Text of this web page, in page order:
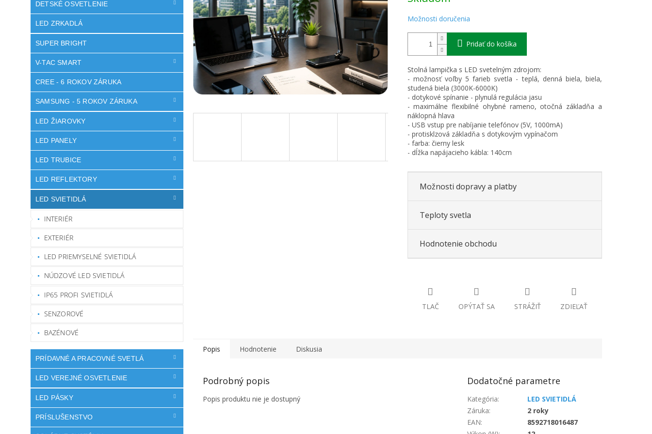
DETSKÉ OSVETLENIE
LED ZRKADLÁ
SUPER BRIGHT
V-TAC SMART
CREE - 6 ROKOV ZÁRUKA
SAMSUNG - 5 ROKOV ZÁRUKA
LED ŽIAROVKY
LED PANELY
LED TRUBICE
LED REFLEKTORY
LED SVIETIDLÁ
INTERIÉR
EXTERIÉR
LED PRIEMYSELNÉ SVIETIDLÁ
NÚDZOVÉ LED SVIETIDLÁ
IP65 PROFI SVIETIDLÁ
SENZOROVÉ
BAZÉNOVÉ
PRÍDAVNÉ A PRACOVNÉ SVETLÁ
LED VEREJNÉ OSVETLENIE
LED PÁSKY
PRÍSLUŠENSTVO
Možnosti doručenia
Pridať do košíka
Stolná lampička s LED svetelným zdrojom:
- možnosť voľby 5 farieb svetla - teplá, denná biela, biela,
studená biela (3000K-6000K)
- dotykové spínanie - plynulá regulácia jasu
- maximálne flexibilné ohybné rameno, otočná základňa a
náklopná hlava
- USB vstup pre nabíjanie telefónov (5V, 1000mA)
- protisklzová základňa s dotykovým vypínačom
- farba: čierny lesk
- dĺžka napájacieho kábla: 140cm
Možnosti dopravy a platby
Teploty svetla
Hodnotenie obchodu
TLAČ OPÝTAŤ SA STRÁŽIŤ ZDIEĽAŤ
Popis Hodnotenie Diskusia
Podrobný popis
Popis produktu nie je dostupný
Dodatočné parametre
Kategória:
LED SVIETIDLÁ
Záruka:
2 roky
EAN:
8592718016487